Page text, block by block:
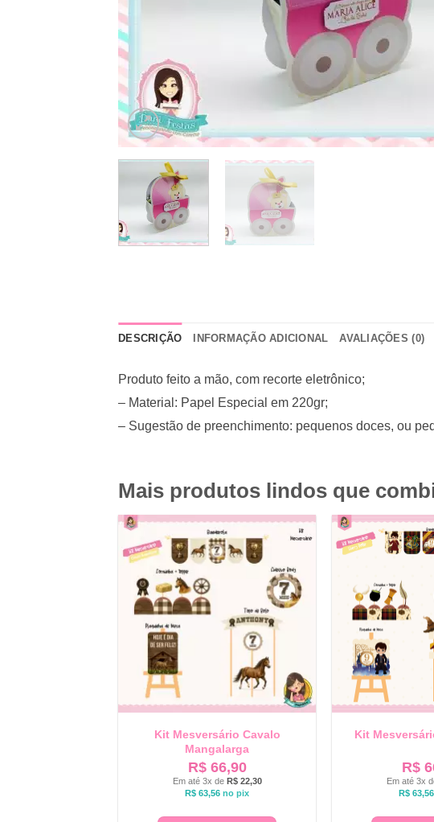
DESCRIÇÃO INFORMAÇÃO ADICIONAL AVALIAÇÕES (0)
Produto feito a mão, com recorte eletrônico;
– Material: Papel Especial em 220gr;
– Sugestão de preenchimento: pequenos doces, ou
Mais produtos lindos que
Kit Mesversário Cavalo
Mangalarga
R$66,90
Em até 3x de R$22,30
R$ 63,56 no pix
Kit
R$
Em até 3x
R$ 63,56